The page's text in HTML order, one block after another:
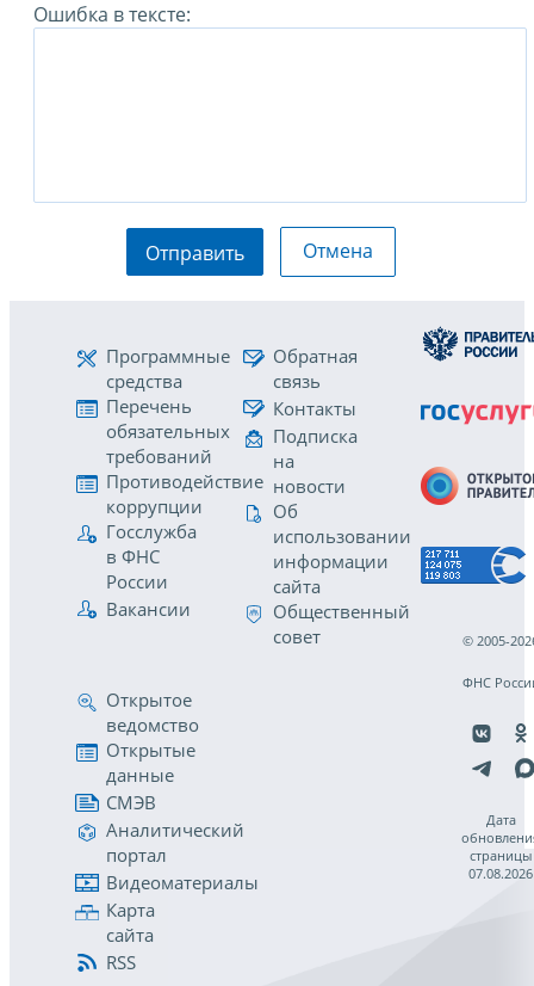
Ошибка в тексте:
Отправить Отмена
Программные
средства
Перечень
обязательных
требований
Противодействие
коррупции
Госслужба
в ФНС
России
Вакансии
Обратная
связь
Контакты
Подписка
на
новости
Об
использовании
информации
сайта
Общественный
совет
Открытое
ведомство
Открытые
данные
СМЭВ
Аналитический
портал
Видеоматериалы
Карта
сайта
RSS
© 2005-
ФНС
Дата
страницы
07.08.2026